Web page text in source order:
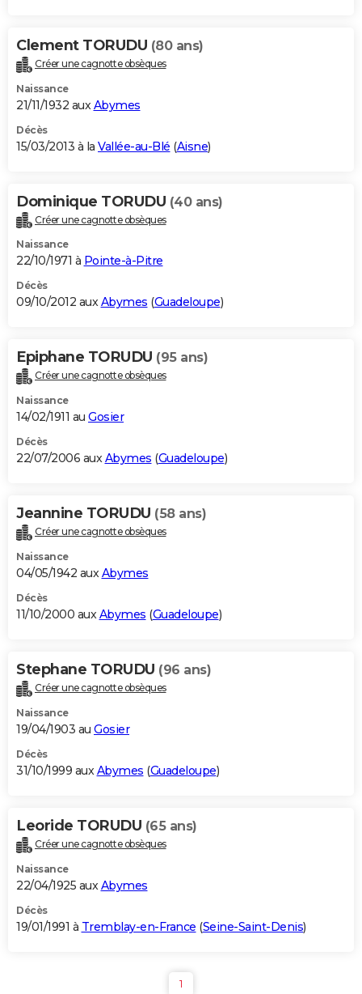
Clement TORUDU (80 ans)
Créer une cagnotte obsèques
Naissance
21/11/1932 aux Abymes
Décès
15/03/2013 à la Vallée-au-Blé (Aisne)
Dominique TORUDU (40 ans)
Créer une cagnotte obsèques
Naissance
22/10/1971 à Pointe-à-Pitre
Décès
09/10/2012 auxAbymes (Guadeloupe)
Epiphane TORUDU (95 ans)
Créer une cagnotte obsèques
Naissance
14/02/1911 au Gosier
Décès
22/07/2006 auxAbymes (Guadeloupe)
Jeannine TORUDU (58 ans)
Créer une cagnotte obsèques
Naissance
04/05/1942 auxAbymes
Décès
11/10/2000 auxAbymes (Guadeloupe)
Stephane TORUDU (96 ans)
Créer une cagnotte obsèques
Naissance
19/04/1903 au Gosier
Décès
31/10/1999 auxAbymes (Guadeloupe)
Leoride TORUDU (65 ans)
Créer une cagnotte obsèques
Naissance
22/04/1925 auxAbymes
Décès
19/01/1991 à Tremblay-en-France (Seine-Saint-Denis)
1